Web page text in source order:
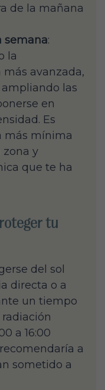
de la mañana
semana:
la
más avanzada,
las
en
Es
más mínima
zona y
que te ha
tu
del sol
directa o a
un tiempo
a 16:00
a
sometido a